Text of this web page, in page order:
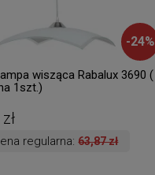
-24%
wisząca Rabalux 3690 (
1szt.)
regularna:63,87 zł